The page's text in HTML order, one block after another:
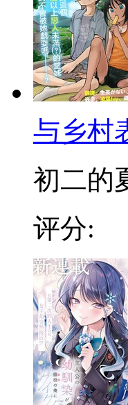
与乡村
初二的
评分: